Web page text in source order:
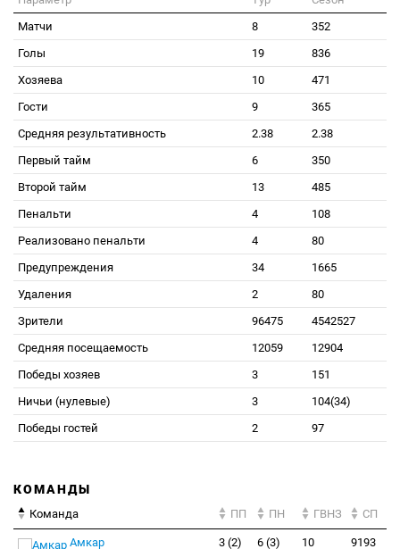
Матчи
8
352
Голы
19
836
Хозяева
10
471
Гости
9
365
Средняя результативность
2.38
2.38
Первый тайм
6
350
Второй тайм
13
485
Пенальти
4
108
Реализовано пенальти
4
80
Предупреждения
34
1665
Удаления
2
80
Зрители
96475
4542527
Средняя посещаемость
12059
12904
Победы хозяев
3
151
Ничьи (нулевые)
3
104(34)
Победы гостей
2 97
КОМАНДЫ
Команда ПП ПН ГВНЗ СП
Амкар 3 (2) 6 (3) 10 9193